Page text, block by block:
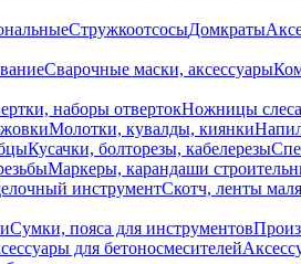
СтружкоотсосыДомкраты
Сварочные маски, аксессуары
наборы отвертокНожницы
Молотки, кувалды, киянки
Кусачки, болторезы, кабелерезы
Маркеры, карандаши
инструментСкотч, ленты
Сумки, пояса для инструментов
для бетоносмесителей